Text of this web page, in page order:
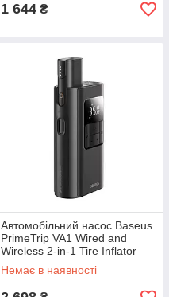
1 644 ₴
Автомобільний насос Baseus
PrimeTrip VA1 Wired and
Wireless 2-in-1 Tire Inflator
Cosmic Black
Немає в наявності